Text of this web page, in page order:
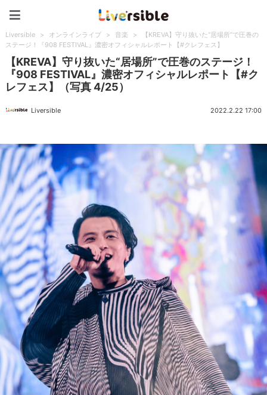
Liversible > オンラインライブ > 音楽 >
【KREVA】守り抜いた“居場所”で圧巻の
ステージ！『908 FESTIVAL』濃密オフィシャルレポート【#クレフェス】
【KREVA】守り抜いた“居場所”で圧巻のステージ！
『908 FESTIVAL』濃密オフィシャルレポート【#ク
レフェス】（写真 4/25）
Liversible 2022.2.22 17:00